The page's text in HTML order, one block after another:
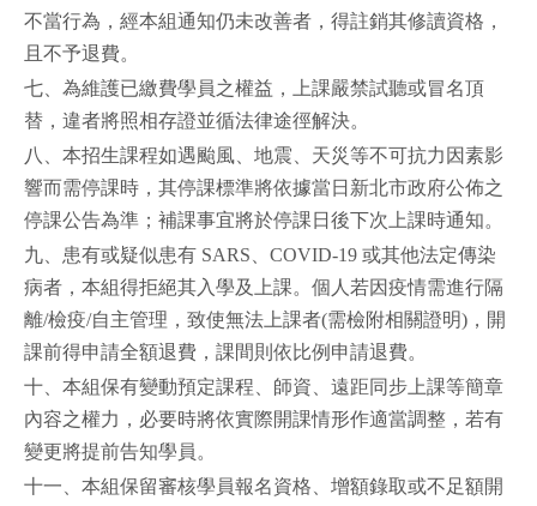
不當行為，經本組通知仍未改善者，得註銷其修讀資格，
且不予退費。
七、為維護已繳費學員之權益，上課嚴禁試聽或冒名頂
替，違者將照相存證並循法律途徑解決。
八、本招生課程如遇颱風、地震、天災等不可抗力因素影
響而需停課時，其停課標準將依據當日新北市政府公佈之
停課公告為準；補課事宜將於停課日後下次上課時通知。
九、患有或疑似患有 SARS、COVID-19 或其他法定傳染
病者，本組得拒絕其入學及上課。個人若因疫情需進行隔
離/檢疫/自主管理，致使無法上課者(需檢附相關證明)，開
課前得申請全額退費，課間則依比例申請退費。
十、本組保有變動預定課程、師資、遠距同步上課等簡章
內容之權力，必要時將依實際開課情形作適當調整，若有
變更將提前告知學員。
十一、本組保留審核學員報名資格、增額錄取或不足額開